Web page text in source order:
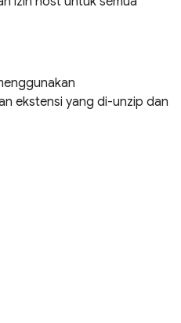
ekstensi yang di-unzip dan